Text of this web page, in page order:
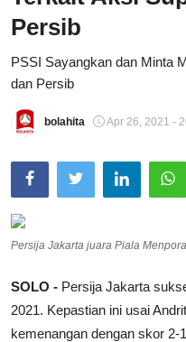
Total Sports
Contact
Pedoman Media Siber
Persib
PSSI Sayangkan dan Minta
dan Persib
bolahita Apr 26, 2021 -
Persija Jakarta juara Piala Menpora
SOLO - Persija Jakarta
2021. Kepastian ini usai
kemenangan dengan skor 2-